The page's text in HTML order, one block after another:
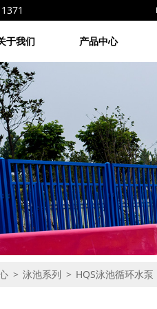
电子邮箱:
于我们 产品中心
泳池系列 HQS泳池循环水泵